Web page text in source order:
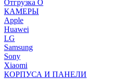
Отгрузка О
КАМЕРЫ
Apple
Huawei
LG
Samsung
Sony
Xiaomi
КОРПУСА И ПАНЕЛИ